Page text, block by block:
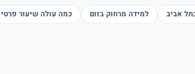
אביב למידה מרחוק בזום
כמה עולה שיעור פרטי